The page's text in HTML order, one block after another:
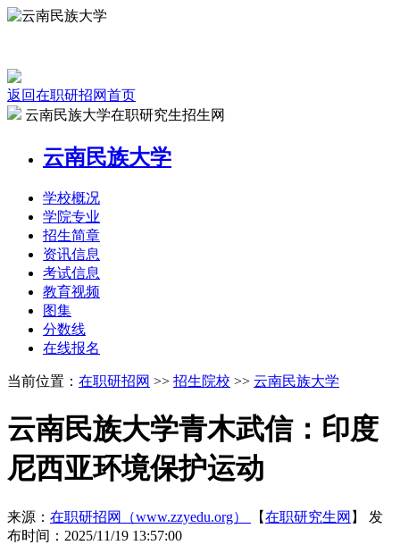
返回在职研招网首页
云南民族大学在职研究生招生网
云南民族大学
学校概况
学院专业
招生简章
资讯信息
考试信息
教育视频
图集
分数线
在线报名
当前位置： 在职研招网 >> 招生院校 >> 云南民族大学
云南民族大学青木武信：印度
尼西亚环境保护运动
来源： 在职研招网（www.zzyedu.org） 【在职研究生网 】
发
布时间：2025/11/19 13:57:00